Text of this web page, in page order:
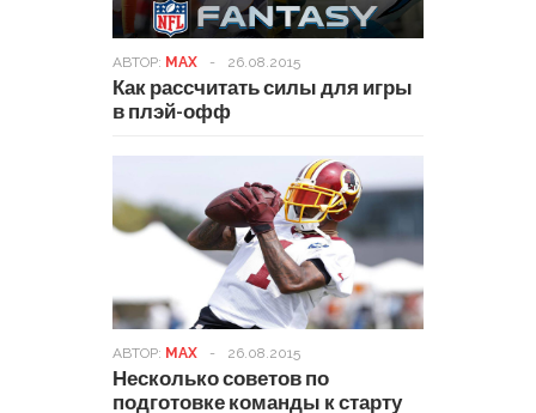
АВТОР: MAX - 26.08.2015
Как рассчитать силы для игры
в плэй-офф
АВТОР: MAX - 26.08.2015
Несколько советов по
подготовке команды к старту